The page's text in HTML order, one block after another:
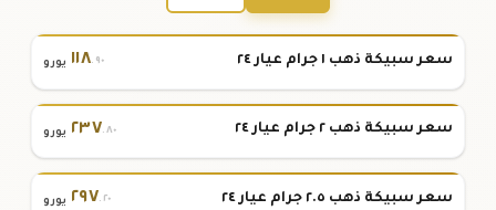
سعر سبيكة ذهب ١ جرام عيار ٢٤ ١١٨.٩٠ يورو
سعر سبيكة ذهب ٢ جرام عيار ٢٤ ٢٣٧.٨٠ يورو
سعر سبيكة ذهب ٢.٥ جرام عيار ٢٤ ٢٩٧.٢٠ يورو